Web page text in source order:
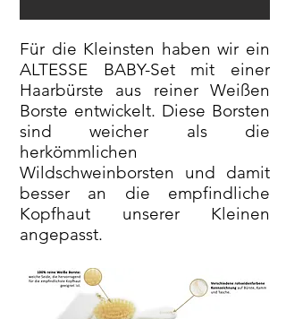
Für die Kleinsten haben wir ein
ALTESSE BABY-Set mit einer
Haarbürste aus reiner Weißen
Borste entwickelt. Diese Borsten
sind weicher als die
herkömmlichen
Wildschweinborsten und damit
besser an die empfindliche
Kopfhaut unserer Kleinen
angepasst.